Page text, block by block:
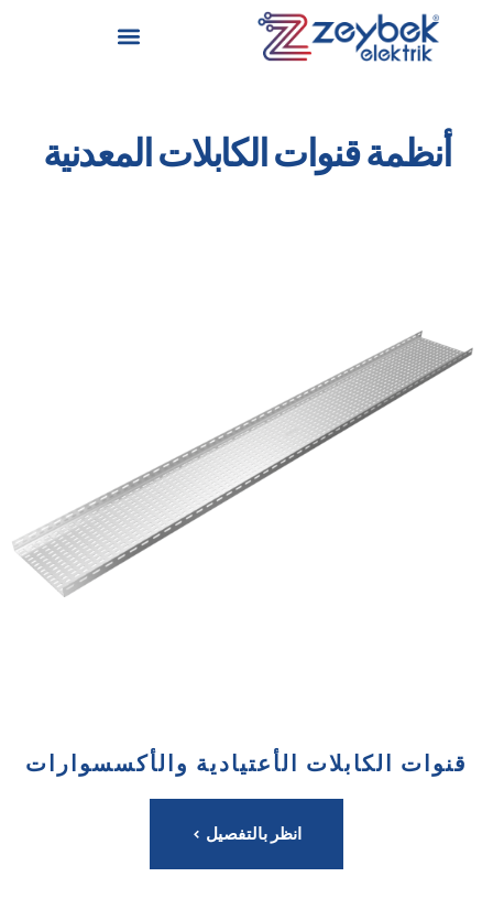
أنظمة قنوات الكابلات المعدنية
قنوات الكابلات الأعتيادية والأكسسوارات
انظر بالتفصيل >